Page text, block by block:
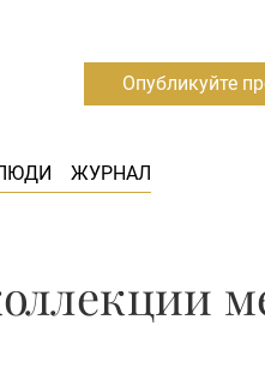
ЖУРНАЛ
Опубликуйте